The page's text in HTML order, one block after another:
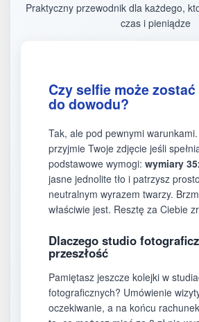
Praktyczny przewodnik dla każdego,
czas i pieniądze
Czy selfie może
do dowodu?
Tak, ale pod pewnymi
przyjmie Twoje zdjęcie jeśli
podstawowe wymogi: wymiary
jasne jednolite tło i patrzysz
neutralnym wyrazem twarzy.
właściwie jest. Resztę za Ciebie
Dlaczego studio
przeszłość
Pamiętasz jeszcze kolejki w
fotograficznych? Umówienie
oczekiwanie, a na końcu